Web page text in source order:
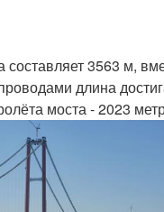
3563 м,
длина
моста - 2023